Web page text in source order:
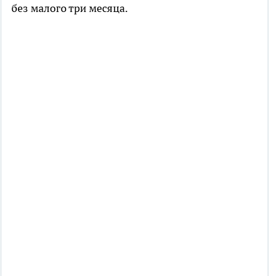
без малого три месяца.